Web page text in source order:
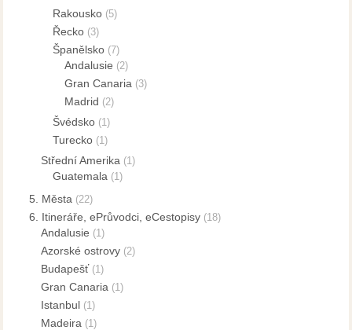
Rakousko (5)
Řecko (3)
Španělsko (7)
Andalusie (2)
Gran Canaria (3)
Madrid (2)
Švédsko (1)
Turecko (1)
Střední Amerika (1)
Guatemala (1)
5. Města (22)
6. Itineráře, ePrůvodci, eCestopisy (18)
Andalusie (1)
Azorské ostrovy (2)
Budapešť(1)
Gran Canaria (1)
Istanbul (1)
Madeira (1)